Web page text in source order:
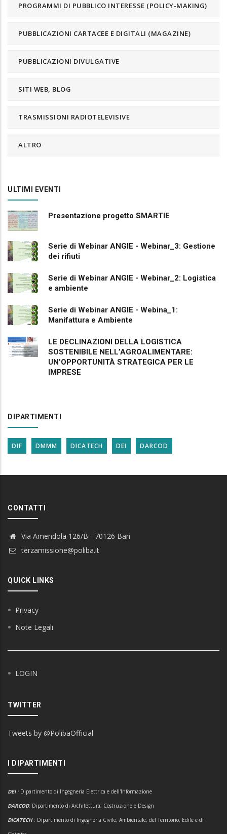
PROGRAMMI DI PUBBLICO INTERESSE (POLICY-MAKING)
PUBBLICAZIONI CARTACEE E DIGITALI (MAGAZINE)
PUBBLICAZIONI DIVULGATIVE
SITI WEB, BLOG
TRASMISSIONI RADIOTELEVISIVE
ALTRO
ULTIMI EVENTI
Presentazione progetto SMARTIE
Serie di Webinar ANGIE - Webinar_3: Gestione
dei rifiuti
Serie di Webinar ANGIE - Webinar_2: Logistica
e ambiente
Serie di Webinar ANGIE - Webina_1:
Manifattura e Ambiente
LE DECLINAZIONI DELLA LOGISTICA
SOSTENIBILE NELL’AGROALIMENTARE:
UN’OPPORTUNITÀ STRATEGICA PER LE
IMPRESE
DIPARTIMENTI
DIF DMMM DICATECH DEI DARCOD
CONTATTI
Via Amendola 126/B - 70126 Bari
terzamissione@poliba.it
QUICK LINKS
Privacy
Note Legali
LOGIN
TWITTER
Tweets by @PolibaOfficial
I DIPARTIMENTI
DEI : Dipartimento di Ingegneria Elettrica e dell'Informazione
DARCOD: Dipartimento di Architettura, Costruzione e Design
DICATECH : Dipartimento di Ingegneria Civile, Ambientale, del Territorio, Edile e di